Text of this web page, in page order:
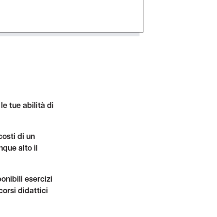
tue abilità di
di un
alto il
esercizi
didattici